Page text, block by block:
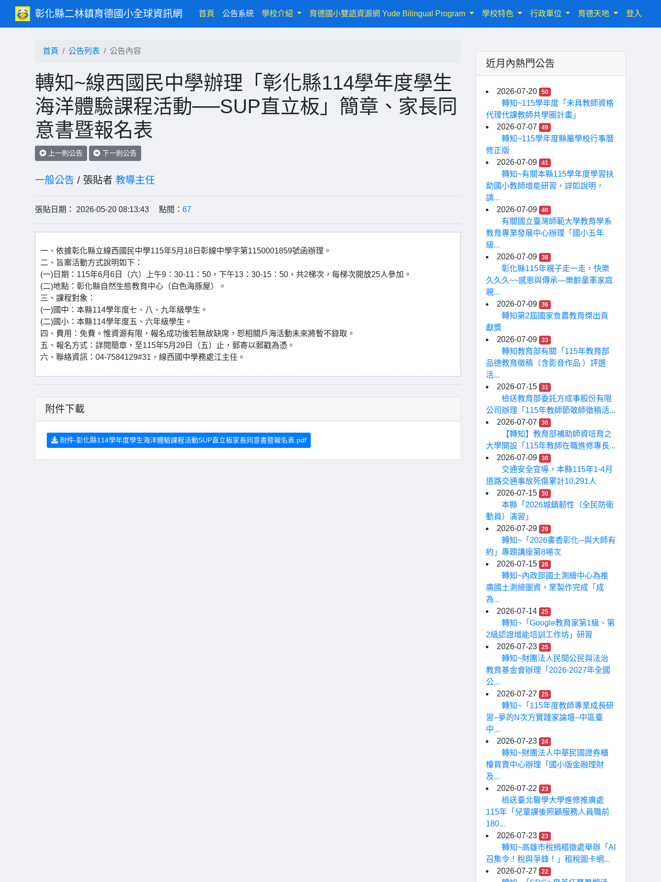
彰化縣二林鎮育德國小全球資訊網 首頁(current)
公告系統 學校介紹 育德國小雙語資源網 Yude Bilingual Program 學校特色 行政單位 育德天地 登入
首頁 公告列表 公告內容
轉知~線西國民中學辦理「彰化縣114學年度學生
海洋體驗課程活動──SUP直立板」簡章、家長同
意書暨報名表
上一則公告 下一則公告
一般公告 / 張貼者 教導主任
張貼日期： 2026-05-20 08:13:43 點閱： 67
一、依據彰化縣立線西國民中學115年5月18日彰線中學字第1150001859號函辦理。
二、旨案活動方式說明如下：
(一)日期：115年6月6日（六）上午9：30-11：50，下午13：30-15：50，共2梯次，每梯次開放25人參加。
(二)地點：彰化縣自然生態教育中心（白色海豚屋）。
三、課程對象：
(一)國中：本縣114學年度七、八、九年級學生。
(二)國小：本縣114學年度五、六年級學生。
四、費用：免費。惟資源有限，報名成功後若無故缺席，恕相關戶海活動未來將暫不錄取。
五、報名方式：詳閱簡章，至115年5月29日（五）止，郵寄以郵戳為憑。
六、聯絡資訊：04-7584129#31，線西國中學務處江主任。
附件下載
附件-彰化縣114學年度學生海洋體驗課程活動SUP直立板家長同意書暨報名表.pdf
近月內熱門公告
2026-07-20 50
轉知~115學年度「未具教師資格
代理代課教師共學圈計畫」
2026-07-07
49
轉知~115學年度縣屬學校行事曆
修正版
2026-07-09
41
轉知~有關本縣115學年度學習扶
助國小教師增能研習，詳如說明，
請...
2026-07-09
40
有關國立臺灣師範大學教育學系
教育專業發展中心辦理「國小五年
級...
2026-07-09
38
彰化縣115年親子走一走，快樂
久久久~~感恩與傳承—樂齡童軍家庭
親...
2026-07-09
36
轉知第2屆國家食農教育傑出貢
獻獎
2026-07-09
33
轉知教育部有關「115年教育部
品德教育徵稿（含影音作品 ）評選
活...
2026-07-15
31
檢送教育部委託方成事股份有限
公司辦理「115年教師節敬師徵稿活...
2026-07-07
30
【轉知】教育部補助師資培育之
大學開設「115年教師在職進修專長...
2026-07-09
30
交通安全宣導，本縣115年1-4月
道路交通事故死傷累計10,291人
2026-07-15
30
本縣「2026城鎮韌性（全民防衛
動員）演習」
2026-07-29
29
轉知~「2026書香彰化─與大師有
約」專題講座第8場次
2026-07-15
26
轉知~內政部國土測繪中心為推
廣國土測繪圖資，業製作完成「成
為...
2026-07-14
25
轉知~「Google教育家第1級、第
2級認證增能培訓工作坊」研習
2026-07-23
25
轉知~財團法人民間公民與法治
教育基金會辦理「2026-2027年全國
公...
2026-07-27
25
轉知~「115年度教師專業成長研
習–夢的N次方實踐家論壇–中區臺
中...
2026-07-23
24
轉知~財團法人中華民國證券櫃
檯買賣中心辦理「國小版金融理財
及...
2026-07-22
23
檢送臺北醫學大學進修推廣處
115年「兒童課後照顧服務人員職前
180...
2026-07-23
23
轉知~高雄市稅捐稽徵處舉辦「AI
召集令！稅與爭鋒！」租稅圖卡網...
2026-07-27
22